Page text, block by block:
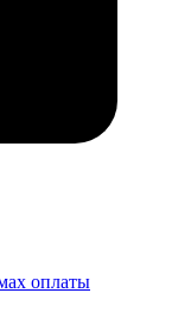
оплаты